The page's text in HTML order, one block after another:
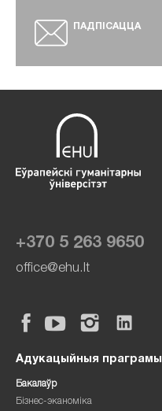
ПАДПІСАЦЦА
+370 5 263 9650
office@ehu.lt
Адукацыйныя праграмы
Бакалаўр
Бізнес-эканоміка